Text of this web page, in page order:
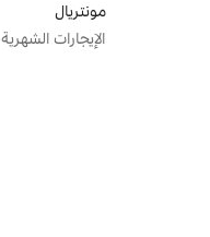
مونتريال
الإيجارات الشهرية